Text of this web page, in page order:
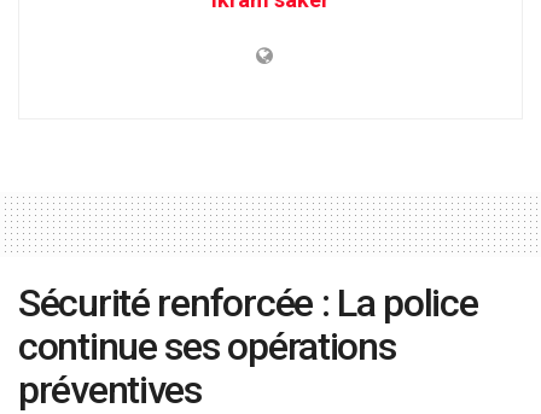
Sécurité renforcée : La police
continue ses opérations
préventives